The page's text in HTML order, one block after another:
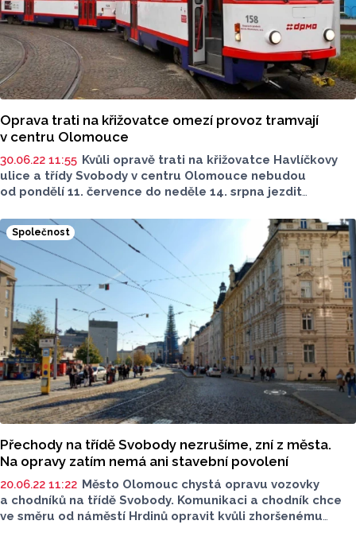
Oprava trati na křižovatce omezí provoz tramvají
v centru Olomouce
30.06.22 11:55 Kvůli opravě trati na křižovatce Havlíčkovy
ulice a třídy Svobody v centru Olomouce nebudou
od pondělí 11. července do neděle 14. srpna jezdit
soudem. Náhradní autobusová doprava v tomto úseku
zavedena nebude, sdělila dnes mluvčí Dopravního podniku
města Olomouce Anna Sýkorová.
Společnost
Přechody na třídě Svobody nezrušíme, zní z města.
Na opravy zatím nemá ani stavební povolení
20.06.22 11:22 Město Olomouc chystá opravu vozovky
a chodníků na třídě Svobody. Komunikaci a chodník chce
ve směru od náměstí Hrdinů opravit kvůli zhoršenému